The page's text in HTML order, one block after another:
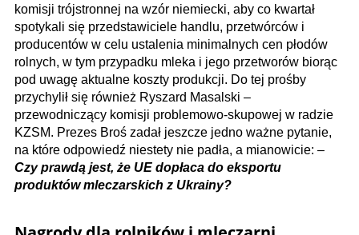
komisji trójstronnej na wzór niemiecki, aby co kwartał
spotykali się przedstawiciele handlu, przetwórców i
producentów w celu ustalenia minimalnych cen płodów
rolnych, w tym przypadku mleka i jego przetworów biorąc
pod uwagę aktualne koszty produkcji. Do tej prośby
przychylił się również Ryszard Masalski –
przewodniczący komisji problemowo-skupowej w radzie
KZSM. Prezes Broś zadał jeszcze jedno ważne pytanie,
na które odpowiedź niestety nie padła, a mianowicie: –
Czy prawdą jest, że UE dopłaca do eksportu
produktów mleczarskich z Ukrainy?